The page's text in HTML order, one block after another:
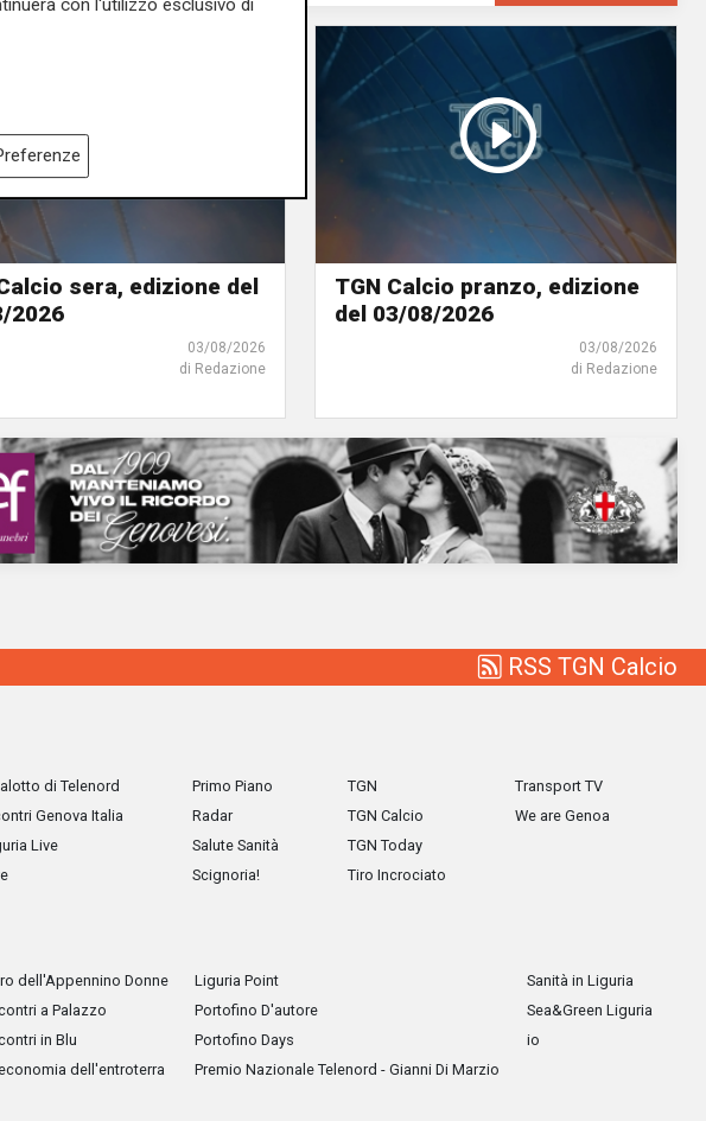
sera, edizione del
2026
03/08/2026
di Redazione
TGN Calcio pranzo, edizione
del 03/08/2026
03/08/2026
di Redazione
RSS TGN Calcio
di Telenord
Genova Italia
Live
Primo Piano
Radar
Salute Sanità
Scignoria!
TGN
TGN Calcio
TGN Today
Tiro Incrociato
Transport TV
We are Genoa
dell'Appennino Donne
a Palazzo
in Blu
dell'entroterra
Liguria Point
Portofino D'autore
Portofino Days
Premio Nazionale Telenord - Gianni Di Marzio
Sanità in Liguria
Sea&Green Liguria
io
con l'utilizzo esclusivo di